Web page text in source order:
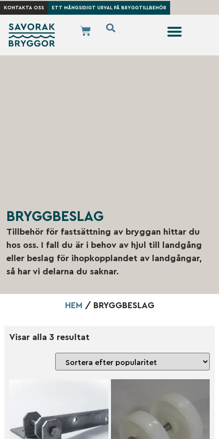
KONTAKTA OSS ETT MÅNGSIDIGT URVAL PÅ BRYGGTILLBEHÖR
BRYGGBESLAG
Tillbehör för fastsättning av bryggan hittar du
hos oss. I fall du är i behov av hjul till landgång
eller beslag för ihopkopplandet av landgångar,
så har vi delarna du saknar.
HEM / BRYGGBESLAG
Visar alla 3 resultat